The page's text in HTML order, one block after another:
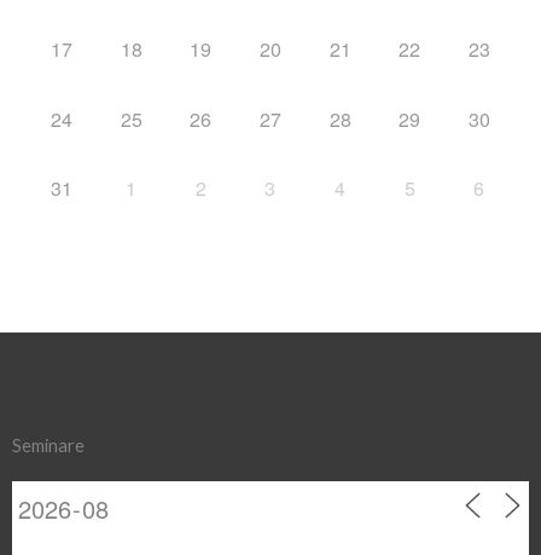
17 18 19 20 21 22 23
24 25 26 27 28 29 30
31 1 2 3 4 5 6
Seminare